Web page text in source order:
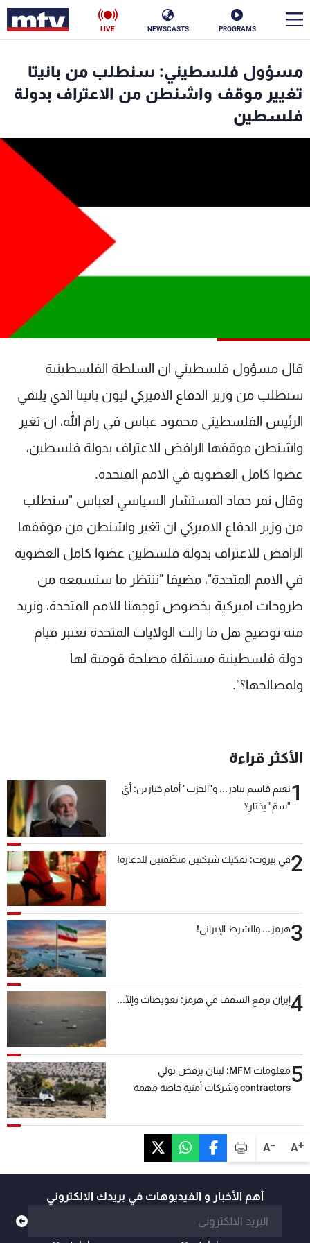
PROGRAMS
NEWSCASTS
LIVE
A+
A-
مسؤول فلسطيني: سنطلب من بانيتا
تغيير موقف واشنطن من الاعتراف بدولة
فلسطين
قال مسؤول فلسطيني ان السلطة الفلسطينية
ستطلب من وزير الدفاع الاميركي ليون بانيتا الذي يلتقي
الرئيس الفلسطيني محمود عباس في رام الله، ان تغير
واشنطن موقفها الرافض للاعتراف بدولة فلسطين،
عضوا كامل العضوية في الامم المتحدة.
وقال نمر حماد المستشار السياسي لعباس "سنطلب
من وزير الدفاع الاميركي ان تغير واشنطن من موقفها
الرافض للاعتراف بدولة فلسطين عضوا كامل العضوية
في الامم المتحدة"، مضيفا "ننتظر ما سنسمعه من
طروحات اميركية بخصوص توجهنا للامم المتحدة، ونريد
منه توضيح هل ما زالت الولايات المتحدة تعتبر قيام
دولة فلسطينية مستقلة مصلحة قومية لها
ولمصالحها؟".
الأكثر قراءة
1نعيم قاسم يبادر... و"الحزب" أمام خيارين: أيّ
"سمّ" يختار؟
2في بيروت: تفكيك شبكتين منظّمتين للدعارة!
3هرمز... والشرط الإيراني!
4إيران ترفع السقف في هرمز: تعويضات وإلّا...
5
معلومات MFM: لبنان يرفض تولي
contractors وشركات أمنية خاصة مهمة
أهم الأخبار و الفيديوهات في بريدك الالكتروني
الأخبار
الترددات
عن MTV
لاعلاناتكم
وظائف
تواصل معنا
شروط الإسـتخدام
سياسة الخصوصية